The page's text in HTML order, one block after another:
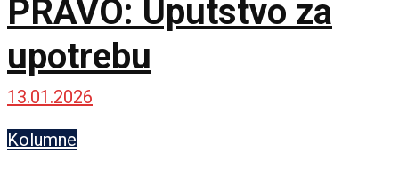
PRAVO: Uputstvo za
upotrebu
13.01.2026
Kolumne